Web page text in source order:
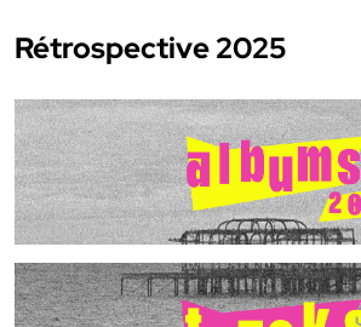
Rétrospective 2025